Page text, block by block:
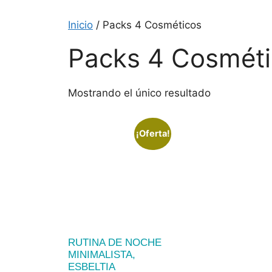
Inicio / Packs 4 Cosméticos
Packs 4
Mostrando el único resultado
¡Oferta!
RUTINA DE NOCHE
MINIMALISTA,
ESBELTIA